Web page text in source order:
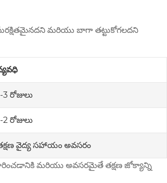
మరియు బాగా తట్టుకోగలదని
3 రోజులు
2 రోజులు
వైద్య సహాయం అవసరం
మరియు అవసరమైతే తక్షణ జోక్యాన్ని